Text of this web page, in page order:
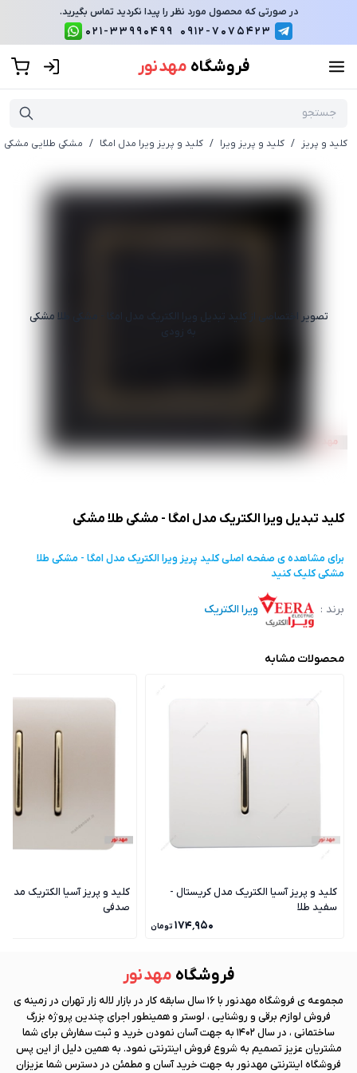
در صورتی که محصول مورد نظر را پیدا نکردید تماس بگیرید.
0912-7075423
021-33990499
فروشگاه مهد نور
کلید و پریز / کلید و پریز ویرا / کلید و پریز ویرا مدل امگا / مشکی طلایی مشکی
تصویر اختصاصی از کلید تبدیل ویرا الکتریک مدل امگا - مشکی طلا مشکی
به زودی
کلید تبدیل ویرا الکتریک مدل امگا - مشکی طلا مشکی
برای مشاهده ی صفحه اصلیکلید پریز ویرا الکتریک مدل امگا - مشکی طلا
مشکیکلیک کنید
برند : ویرا الکتریک
محصولات مشابه
کلید و پریز آسیا الکتریک مدل کریستال -
سفید طلا
۱۷۴٬۹۵۰ تومان
کلید و پریز آسیا الکتریک مدل
صدفی
فروشگاه مهد نور
مجموعه ی فروشگاه مهد نور
با 16 سال سابقه کار در بازار لاله زار تهران در زمینه ی
فروش لوازم برقی و روشنایی ، لوستر و همینطور اجرای چندین پروژه بزرگ
ساختمانی ، در سال 1402 به جهت آسان نمودن خرید و ثبت سفارش برای شما
مشتریان عزیز تصمیم به شروع فروش اینترنتی نمود. به همین دلیل از این پس
فروشگاه اینترنتی مهد نور به جهت خرید آسان و مطمئن در دسترس شما عزیزان